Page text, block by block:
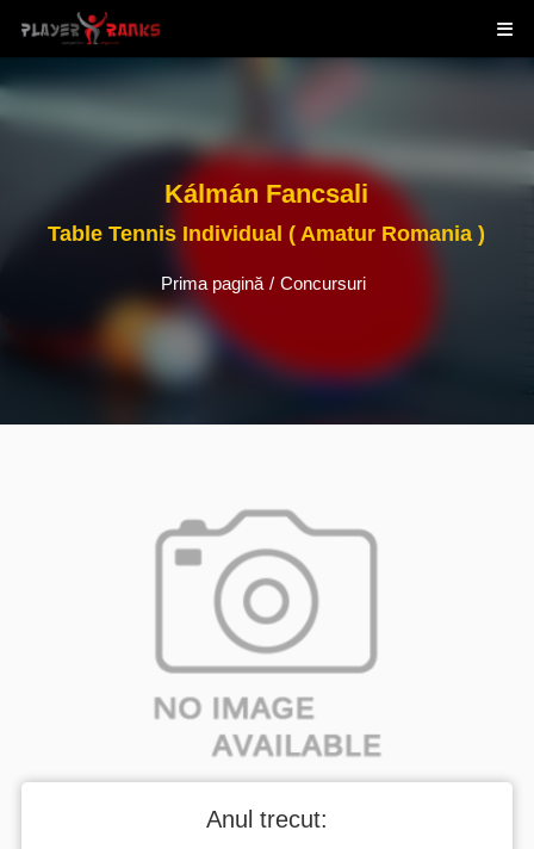
Kálmán Fancsali
Table Tennis Individual ( Amatur Romania )
Prima pagină / Concursuri
Anul trecut: